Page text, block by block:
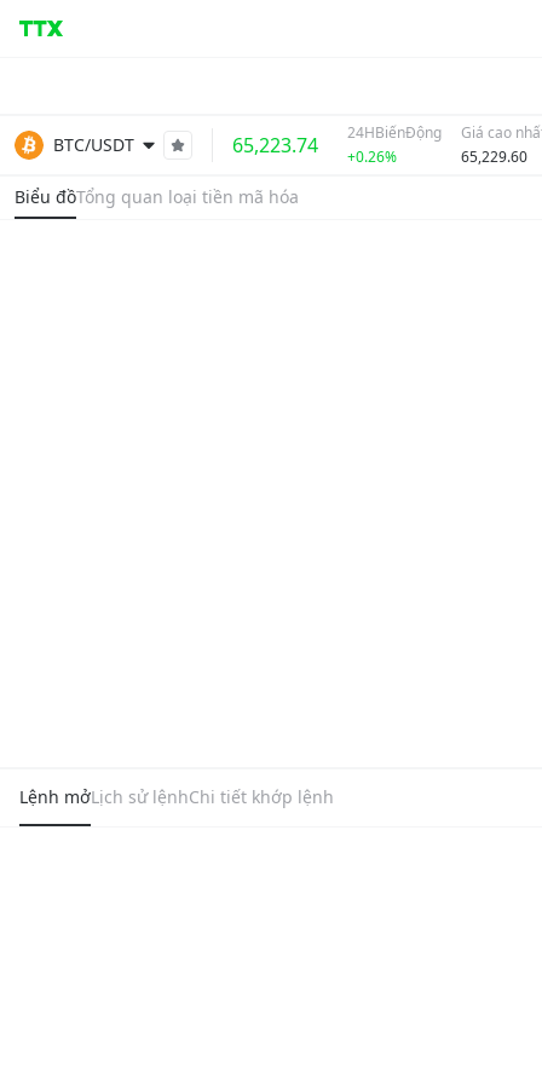
BTC/USDT 65,223.74
24HBiếnĐộng
+0.26%
Giá cao
65,229.60
Biểu đồTổng quan loại tiền mã hóa
Lệnh mởLịch sử lệnhChi tiết khớp lệnh